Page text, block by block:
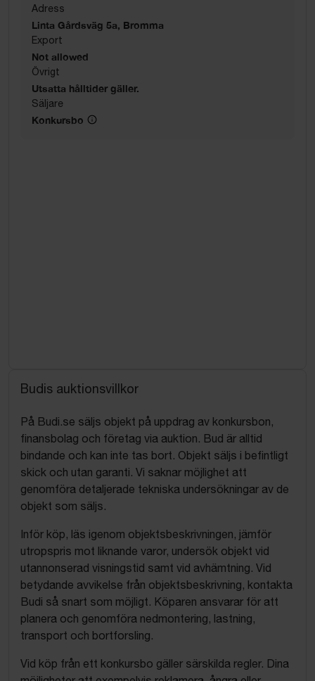
Adress
Linta Gårdsväg 5a, Bromma
Export
Not allowed
Övrigt
Utsatta hålltider gäller.
Säljare
Konkursbo
Budis auktionsvillkor
På Budi.se säljs objekt på uppdrag av konkursbon,
finansbolag och företag via auktion. Bud är alltid
bindande och kan inte tas bort. Objekt säljs i befintligt
skick och utan garanti. Vi saknar möjlighet att
genomföra detaljerade tekniska undersökningar av de
objekt som säljs.
Inför köp, läs igenom objektsbeskrivningen, jämför
utropspris mot liknande varor, undersök objekt vid
utannonserad visningstid samt vid avhämtning. Vid
betydande avvikelse från objektsbeskrivning, kontakta
Budi så snart som möjligt. Köparen ansvarar för att
planera och genomföra nedmontering, lastning,
transport och bortforsling.
Vid köp från ett konkursbo gäller särskilda regler. Dina